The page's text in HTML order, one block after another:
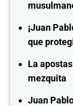
¡Juan
que
La
mezquita
Juan